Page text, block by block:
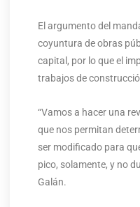
El argumento del
coyuntura de obras
capital, por lo que el
trabajos de
“Vamos a hacer una
que nos permitan
ser modificado para
pico, solamente, y no
Galán.